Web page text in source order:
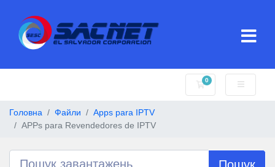
0
Кошик
Головна Файли
Apps para IPTV
APPs para Revendedores de IPTV